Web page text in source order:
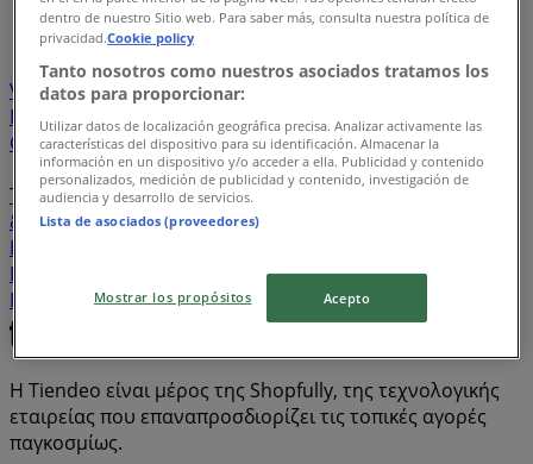
11
Lidl
Cosmote ΣΚΛΑΒΕΝΙΤΗΣ Vicko
ZARA
Vodafone
My Market ΚΡΗΤΙΚΟΣ
Kotsovolos
Μασούτης Discount Markt
Jumbo
Germanos
Pandora Market In
METRO Cash & Carry
JYSK
Bazaar H&M Public Nova
Leroy Merlin
The Mart
ΓΟΥΝΤΣΙΔΗΣ Αφοί ΠΑΝΑΓΙΩΤΟΠΟΥΛΟΙ
& NOI
ΑΝΔΡΙΚΟΠΟΥΛΟΣ Praktiker
ENA Cash & Carry
Electronet
UNITED COLORS OF
BENETTON
Ok! Markets Triumph IKEA
Η Tiendeo είναι μέρος της Shopfully, της τεχνολογικής
εταιρείας που επαναπροσδιορίζει τις τοπικές αγορές
παγκοσμίως.
dentro de nuestro Sitio web. Para saber más, consulta nuestra política de
privacidad.Cookie policy
Tanto nosotros como nuestros asociados tratamos los
datos para proporcionar:
Utilizar datos de localización geográfica precisa. Analizar activamente las
características del dispositivo para su identificación. Almacenar la
información en un dispositivo y/o acceder a ella. Publicidad y contenido
personalizados, medición de publicidad y contenido, investigación de
audiencia y desarrollo de servicios.
Lista de asociados (proveedores)
Mostrar los propósitos Acepto